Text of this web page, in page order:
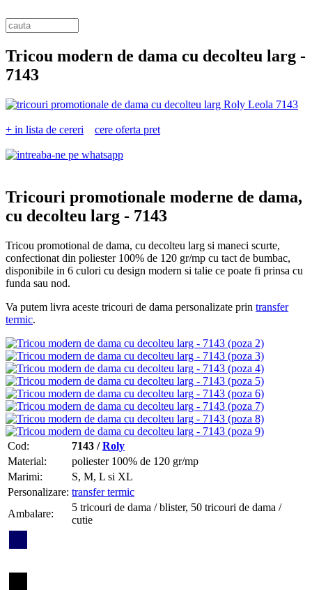
Tricou modern de dama cu decolteu larg -
7143
+ in lista de cereri cere oferta pret
Tricouri promotionale moderne de dama,
cu decolteu larg - 7143
Tricou promotional de dama, cu decolteu larg si maneci scurte,
confectionat din poliester 100% de 120 gr/mp cu tact de bumbac,
disponibile in 6 culori cu design modern si talie ce poate fi prinsa cu
funda sau nod.
Va putem livra aceste tricouri de dama personalizate prin transfer
termic.
Cod: 7143 /Roly
Material:
poliester 100% de 120 gr/mp
Marimi:
S, M, L si XL
Personalizare: transfer termic
Ambalare:
5 tricouri de dama / blister, 50 tricouri de dama /
cutie